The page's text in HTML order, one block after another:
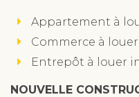
Appartement à
Commerce à
Entrepôt à louer
NOUVELLE